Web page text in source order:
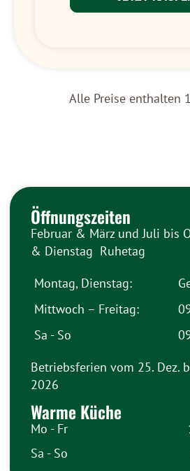
Alle Preise enthalten
Öffnungszeiten
Februar & März und Juli bis
& Dienstag Ruhetag
Montag, Dienstag:
Mittwoch – Freitag:
Sa - So
Betriebsferien vom 25. Dez.
2026
Warme Küche
Mo - Fr
Sa - So